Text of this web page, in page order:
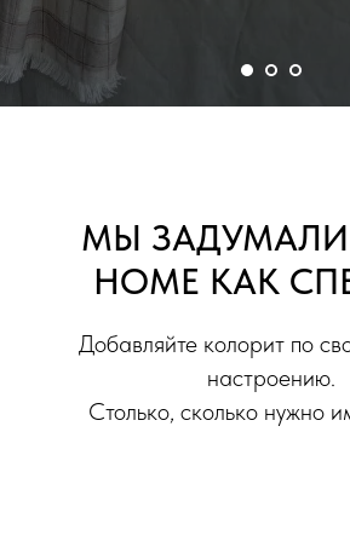
КУХНЯ
Чем быстрее становится
МЫ ЗАДУМАЛИ
HOME КАК
Добавляйте колорит по
настроению.
Столько, сколько нужно